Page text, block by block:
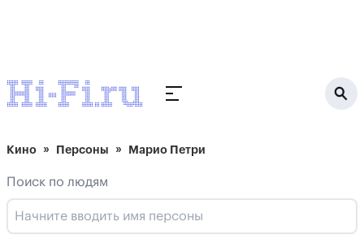
Кино Персоны Марио Петри
Поиск по людям